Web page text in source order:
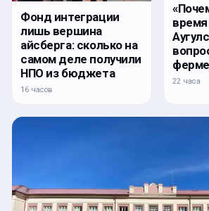
Фонд интеграции
лишь вершина
айсберга: сколько на
самом деле получили
НПО из бюджета
16 часов
22 часа